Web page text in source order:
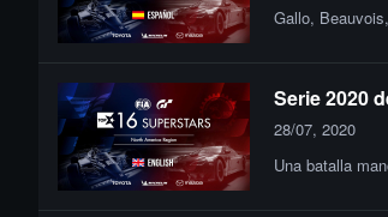
Gallo,
Serie 2020
28/07, 2020
Una batalla